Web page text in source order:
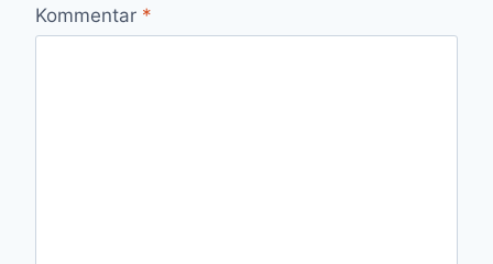
Kommentar *